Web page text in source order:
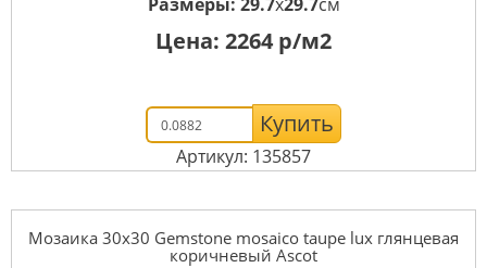
Цена: 2264 р/м2
Купить
Артикул: 135857
Мозаика 30x30 Gemstone mosaico taupe lux глянцевая
коричневый Ascot